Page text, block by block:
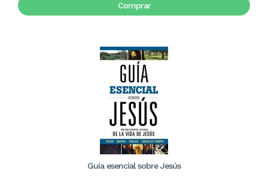
Comprar
Guía esencial sobre Jesús